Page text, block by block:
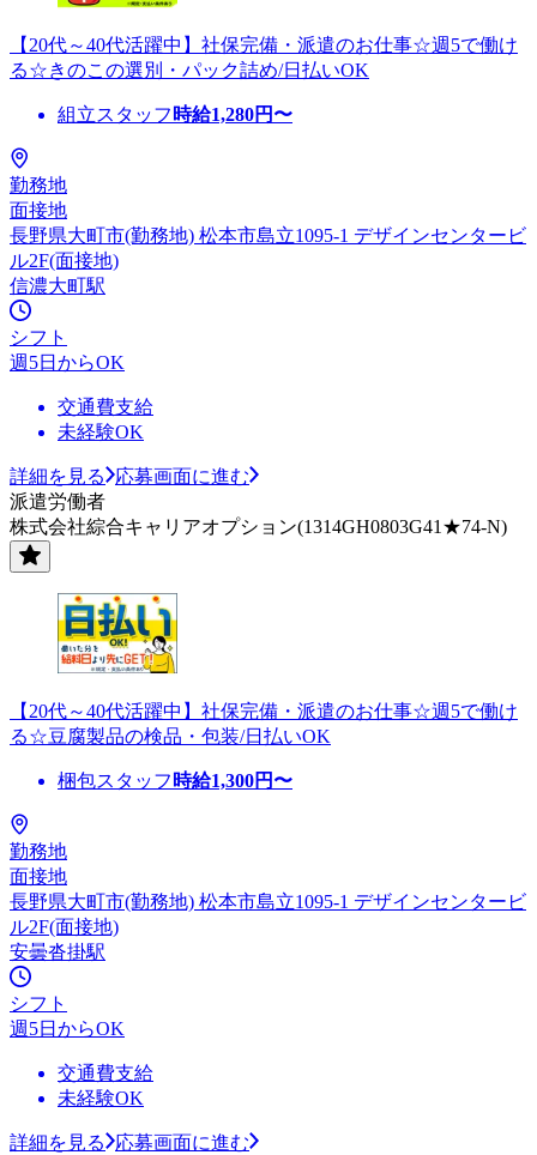
【20代～40代活躍中】社保完備・派遣のお仕事☆週5で働け
る☆きのこの選別・パック詰め/日払いOK
組立スタッフ 時給1,280円〜
勤務地
面接地
長野県大町市(勤務地) 松本市島立1095-1 デザインセンタービ
ル2F(面接地)
信濃大町駅
シフト
週5日からOK
交通費支給
未経験OK
詳細を見る
応募画面に進む
派遣労働者
株式会社綜合キャリアオプション(1314GH0803G41★74-N)
【20代～40代活躍中】社保完備・派遣のお仕事☆週5で働け
る☆豆腐製品の検品・包装/日払いOK
梱包スタッフ 時給1,300円〜
勤務地
面接地
長野県大町市(勤務地) 松本市島立1095-1 デザインセンタービ
ル2F(面接地)
安曇沓掛駅
シフト
週5日からOK
交通費支給
未経験OK
詳細を見る
応募画面に進む